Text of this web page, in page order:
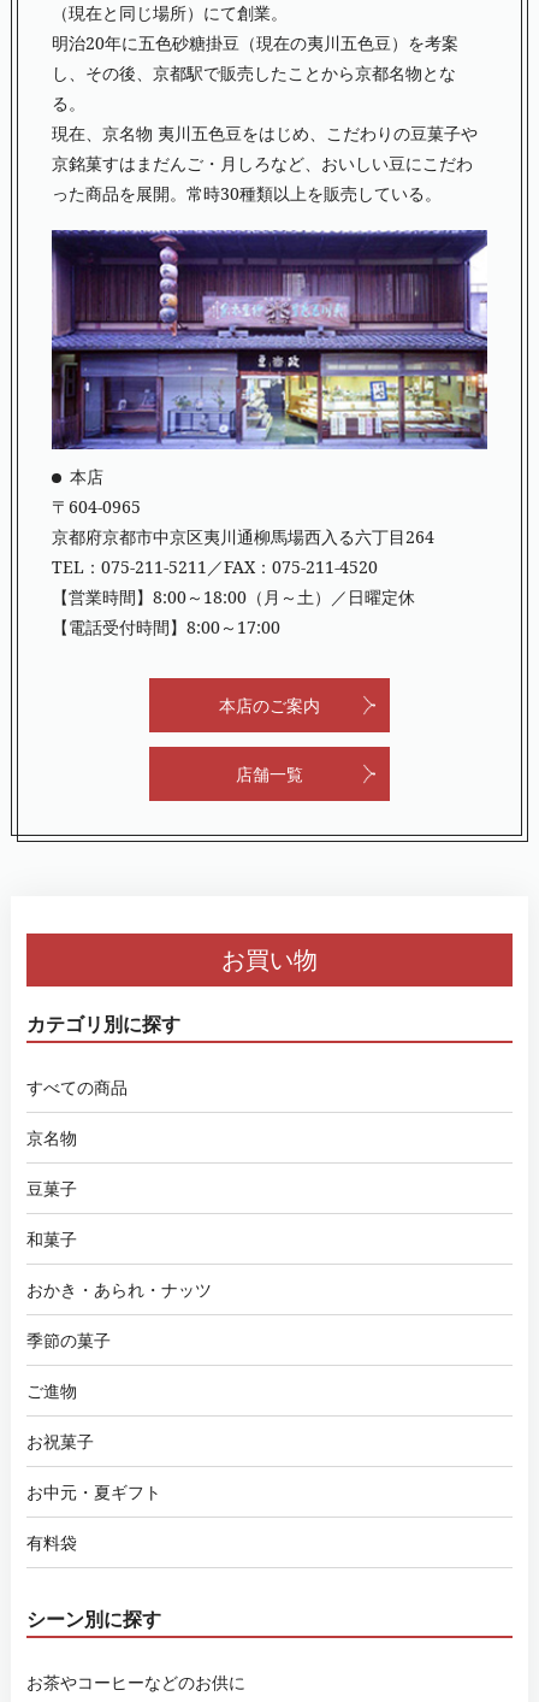
お買い物
カテゴリ別に探す
すべての商品
京名物
豆菓子
和菓子
おかき・あられ・ナッツ
季節の菓子
ご進物
お祝菓子
お中元・夏ギフト
有料袋
シーン別に探す
お茶やコーヒーなどのお供に
（現在と同じ場所）にて創業。
明治20年に五色砂糖掛豆（現在の夷川五色豆）を考案
し、その後、京都駅で販売したことから京都名物とな
る。
現在、京名物 夷川五色豆をはじめ、こだわりの豆菓子や
京銘菓すはまだんご・月しろなど、おいしい豆にこだわ
った商品を展開。常時30種類以上を販売している。
本店
〒604-0965
京都府京都市中京区夷川通柳馬場西入る六丁目264
TEL：075-211-5211 ／FAX：075-211-4520
【営業時間】8:00～18:00（月～土）／日曜定休
【電話受付時間】8:00～17:00
本店のご案内
店舗一覧